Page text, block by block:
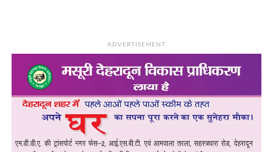
ADVERTISEMENT